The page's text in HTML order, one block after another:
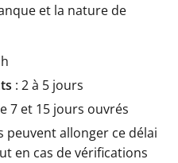
et la nature de
: 2 à 5 jours
7 et 15 jours ouvrés
peuvent allonger ce délai
en cas de vérifications